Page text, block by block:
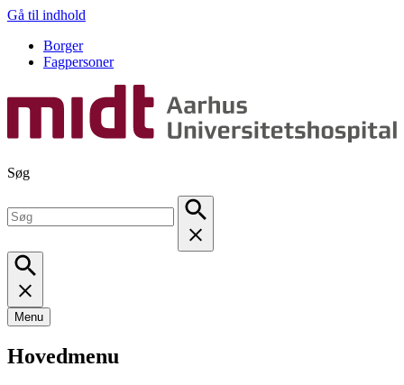
Gå til indhold
Borger
Fagpersoner
Søg
Menu
Hovedmenu